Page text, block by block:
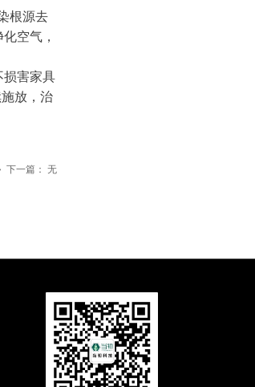
根源去
空气，
损害家具
放，治
下一篇： 无